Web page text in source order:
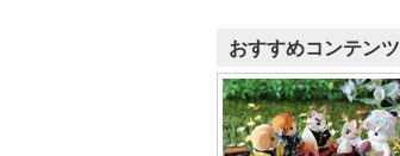
おすすめコンテンツ